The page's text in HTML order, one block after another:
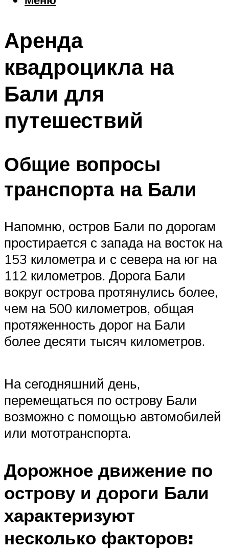
Шоппинг
Что посетить
Меню
Аренда
квадроцикла на
Бали для
путешествий
Общие вопросы
транспорта на Бали
Напомню, остров Бали по дорогам
простирается с запада на восток на
153 километра и с севера на юг на
112 километров. Дорога Бали
вокруг острова протянулись более,
чем на 500 километров, общая
протяженность дорог на Бали
более десяти тысяч километров.
На сегодняшний день,
перемещаться по острову Бали
возможно с помощью автомобилей
или мототранспорта.
Дорожное движение по
острову и дороги Бали
характеризуют
несколько факторов: